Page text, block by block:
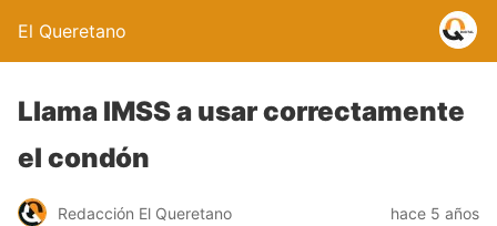
El Queretano
Llama IMSS a usar correctamente
el condón
Redacción El Queretano hace 5 años